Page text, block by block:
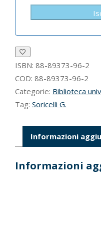
ISBN: 88-89373-96-2
COD: 88-89373-96-2
Categorie: Biblioteca
Tag: Soricelli G.
Informazioni
Informazioni